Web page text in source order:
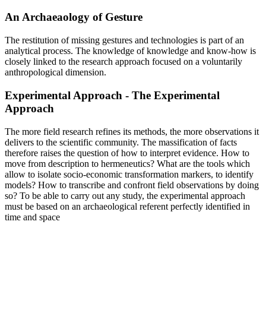
An Archaeaology of Gesture
The restitution of missing gestures and technologies is part of an
analytical process. The knowledge of knowledge and know-how is
closely linked to the research approach focused on a voluntarily
anthropological dimension.
Experimental Approach - The Experimental
Approach
The more field research refines its methods, the more observations it
delivers to the scientific community. The massification of facts
therefore raises the question of how to interpret evidence. How to
move from description to hermeneutics? What are the tools which
allow to isolate socio-economic transformation markers, to identify
models? How to transcribe and confront field observations by doing
so? To be able to carry out any study, the experimental approach
must be based on an archaeological referent perfectly identified in
time and space